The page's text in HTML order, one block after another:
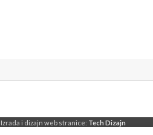
i dizajn web stranice: Tech Dizajn